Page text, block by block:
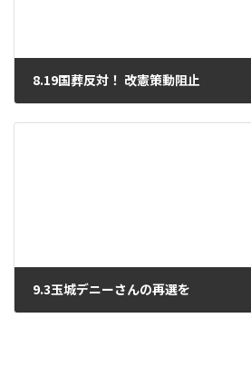
8.19国葬反対！ 改憲策動阻止
9.3玉城デニーさんの再選を